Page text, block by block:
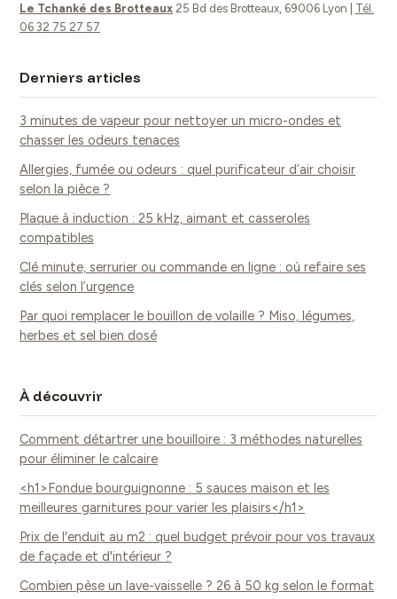
Le Tchanké des Brotteaux 25 Bd des Brotteaux, 69006 Lyon
Tél.
06 32 75 27 57
Derniers articles
3 minutes de vapeur pour nettoyer un micro-ondes et
chasser les odeurs tenaces
Allergies, fumée ou odeurs : quel purificateur d’air choisir
selon la pièce ?
Plaque à induction : 25 kHz, aimant et casseroles
compatibles
Clé minute, serrurier ou commande en ligne : où refaire ses
clés selon l’urgence
Par quoi remplacer le bouillon de volaille ? Miso, légumes,
herbes et sel bien dosé
À découvrir
Comment détartrer une bouilloire : 3 méthodes naturelles
pour éliminer le calcaire
<h1>Fondue bourguignonne : 5 sauces maison et les
meilleures garnitures pour varier les plaisirs</h1>
Prix de l'enduit au m2 : quel budget prévoir pour vos travaux
de façade et d'intérieur ?
Combien pèse un lave-vaisselle ? 26 à 50 kg selon le format